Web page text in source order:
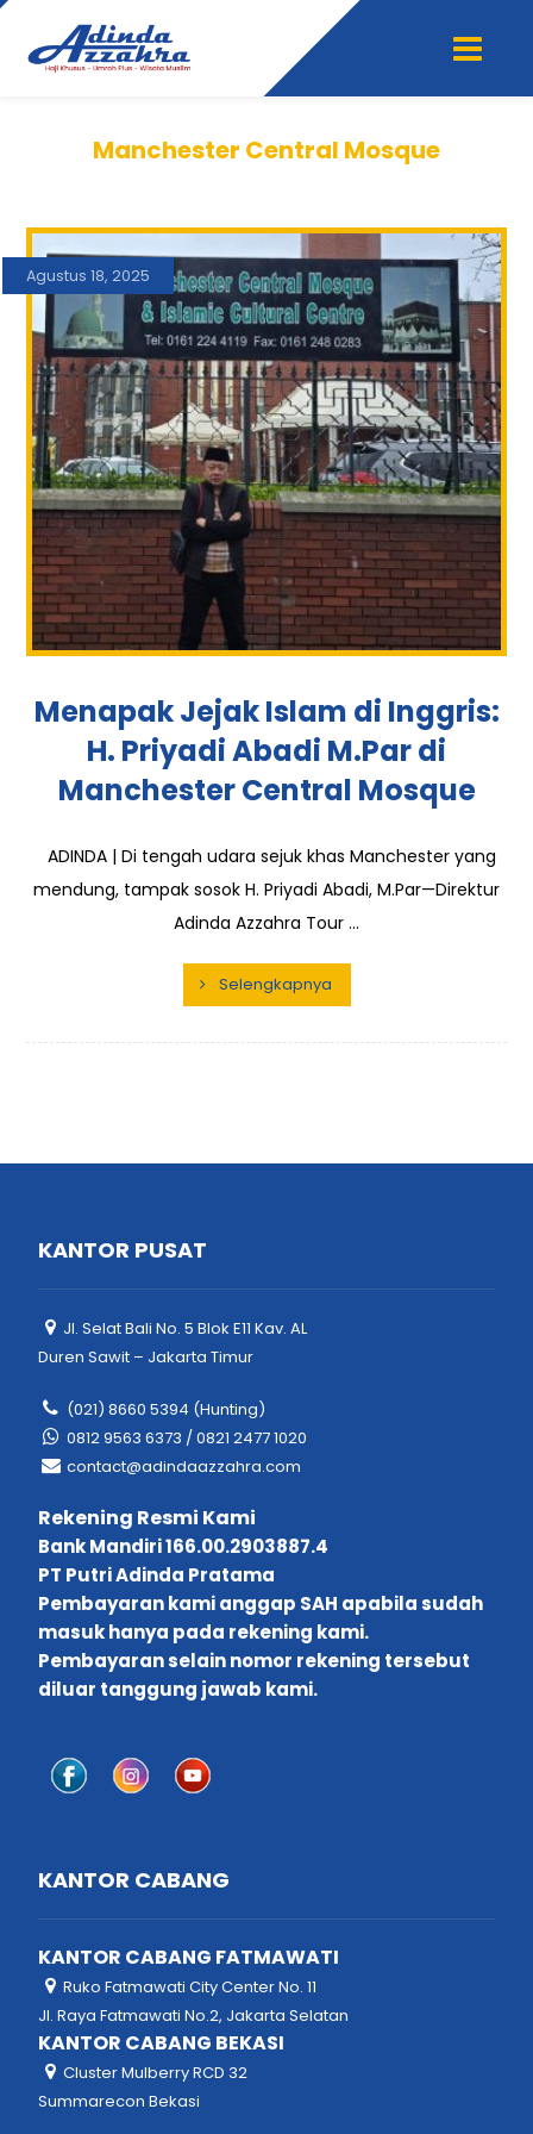
Manchester Central Mosque
Menapak Jejak Islam di Inggris:
H. Priyadi Abadi M.Par di
Manchester Central Mosque
Agustus 18, 2025
ADINDA | Di tengah udara sejuk khas Manchester yang
mendung, tampak sosok H. Priyadi Abadi, M.Par—Direktur
Adinda Azzahra Tour ...
Selengkapnya
KANTOR PUSAT
Jl. Selat Bali No. 5 Blok E11 Kav. AL
Duren Sawit – Jakarta Timur
(021) 8660 5394 (Hunting)
0812 9563 6373 / 0821 2477 1020
contact@adindaazzahra.com
Rekening Resmi Kami
Bank Mandiri 166.00.2903887.4
PT Putri Adinda Pratama
Pembayaran kami anggap SAH apabila sudah
masuk hanya pada rekening kami.
Pembayaran selain nomor rekening tersebut
diluar tanggung jawab kami.
KANTOR CABANG
KANTOR CABANG FATMAWATI
Ruko Fatmawati City Center No. 11
Jl. Raya Fatmawati No.2, Jakarta Selatan
KANTOR CABANG BEKASI
Cluster Mulberry RCD 32
Summarecon Bekasi